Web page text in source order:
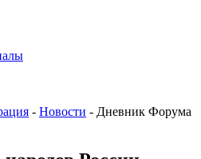
- Новости - Дневник Форума